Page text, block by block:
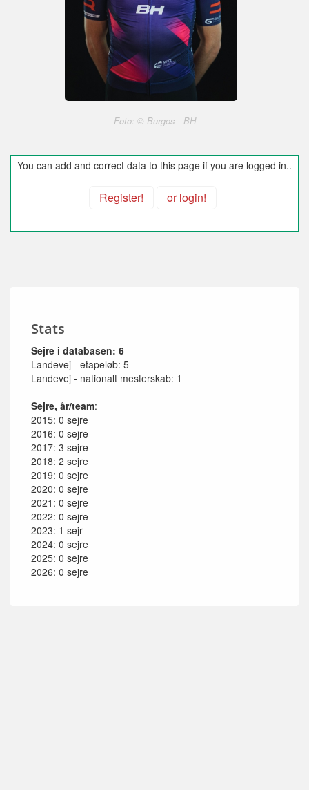
Foto: © Burgos - BH
You can add and correct data to this page if you are logged in..
Register! or login!
Stats
Sejre i databasen: 6
Landevej - etapeløb: 5
Landevej - nationalt mesterskab: 1
Sejre, år/team:
2015: 0 sejre
2016: 0 sejre
2017: 3 sejre
2018: 2 sejre
2019: 0 sejre
2020: 0 sejre
2021: 0 sejre
2022: 0 sejre
2023: 1 sejr
2024: 0 sejre
2025: 0 sejre
2026: 0 sejre